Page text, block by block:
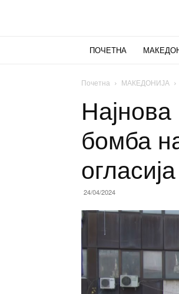
ПОЧЕТНА
Почетна МАКЕДОНИЈА
бомба
24/04/2024